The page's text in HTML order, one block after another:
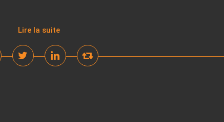
Lire la suite